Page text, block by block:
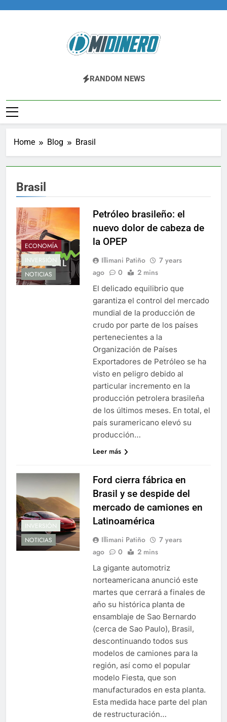
Midinero.co
Fintech, Criptomonedas
RANDOM NEWS
Home Blog Brasil
Brasil
ECONOMÍA
INVERSIÓN
NOTICIAS
Petróleo brasileño: el
nuevo dolor de cabeza de
la OPEP
Illimani Patiño
7 years
ago
0 2 mins
El delicado equilibrio que
garantiza el control del mercado
mundial de la producción de
crudo por parte de los países
pertenecientes a la
Organización de Países
Exportadores de Petróleo se ha
visto en peligro debido al
particular incremento en la
producción petrolera brasileña
de los últimos meses. En total, el
país suramericano elevó su
producción…
Leer más
INVERSIÓN
NOTICIAS
Ford cierra fábrica en
Brasil y se despide del
mercado de camiones en
Latinoamérica
Illimani Patiño
7 years
ago
0 2 mins
La gigante automotriz
norteamericana anunció este
martes que cerrará a finales de
año su histórica planta de
ensamblaje de Sao Bernardo
(cerca de Sao Paulo), Brasil,
descontinuando todos sus
modelos de camiones para la
región, así como el popular
modelo Fiesta, que son
manufacturados en esta planta.
Esta medida hace parte del plan
de restructuración…